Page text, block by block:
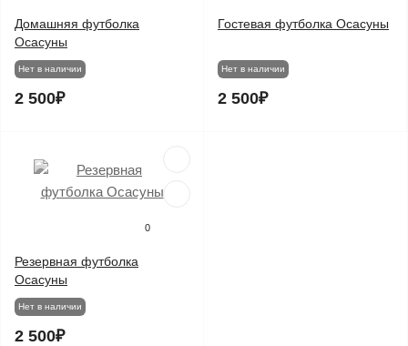
Домашняя футболка
Осасуны
Нет в наличии
2 500₽
Гостевая футболка Осасуны
Нет в наличии
2 500₽
0
Резервная футболка
Осасуны
Нет в наличии
2 500₽